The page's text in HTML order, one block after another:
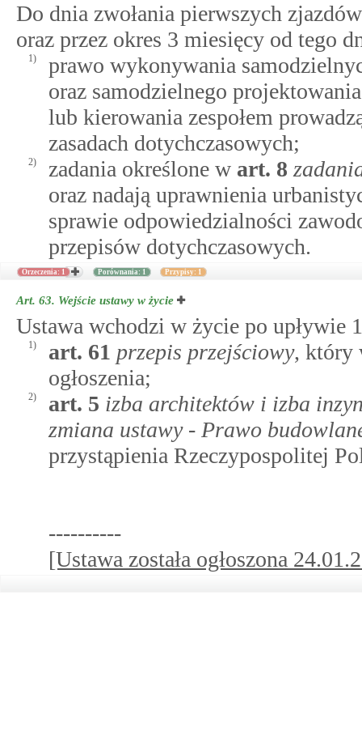
Do dnia zwołania pierwszych
oraz przez okres 3 miesięcy od tego
1)
prawo wykonywania
oraz samodzielnego
lub kierowania zespołem
zasadach dotychczasowych;
2) zadania określone w art. 8
oraz nadają uprawnienia
sprawie odpowiedzialności
przepisów dotychczasowych.
Orzeczenia: 1 Porównania: 1 Przypisy: 1
Art. 63. Wejście ustawy w życie
Ustawa wchodzi w życie po upływie
1) art. 61 przepis przejściowy, który
ogłoszenia;
2) art. 5 izba architektów i izba
zmiana ustawy - Prawo
przystąpienia Rzeczypospolitej
----------
[Ustawa została ogłoszona